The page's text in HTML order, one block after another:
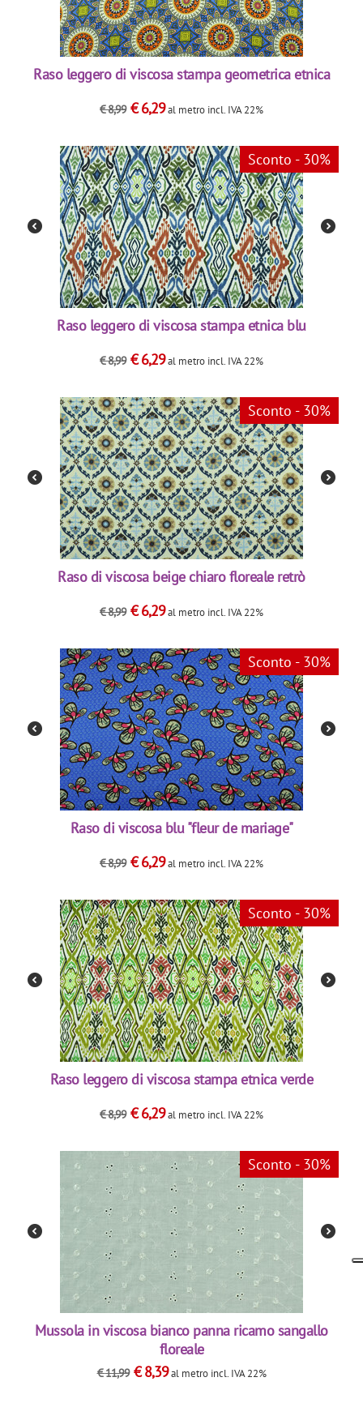
Raso leggero di viscosa stampa geometrica etnica
€8,99 €6,29al metro incl. IVA 22%
Sconto - 30%
Raso leggero di viscosa stampa etnica blu
€8,99 €6,29al metro incl. IVA 22%
Sconto - 30%
Raso di viscosa beige chiaro floreale retrò
€8,99 €6,29al metro incl. IVA 22%
Sconto - 30%
Raso di viscosa blu "fleur de mariage"
€8,99 €6,29al metro incl. IVA 22%
Sconto - 30%
Raso leggero di viscosa stampa etnica verde
€8,99 €6,29al metro incl. IVA 22%
Sconto - 30%
Mussola in viscosa bianco panna ricamo sangallo
floreale
€11,99 €8,39 al metro incl. IVA 22%